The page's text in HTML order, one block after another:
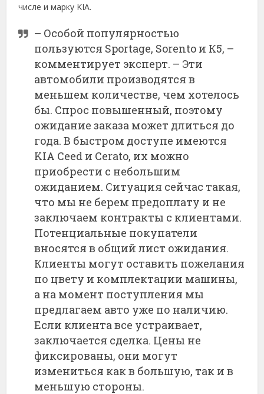
числе и марку KIA.
– Особой популярностью
пользуются Sportage, Sorento и К5, –
комментирует эксперт. – Эти
автомобили производятся в
меньшем количестве, чем хотелось
бы. Спрос повышенный, поэтому
ожидание заказа может длиться до
года. В быстром доступе имеются
KIA Ceed и Cerato, их можно
приобрести с небольшим
ожиданием. Ситуация сейчас такая,
что мы не берем предоплату и не
заключаем контракты с клиентами.
Потенциальные покупатели
вносятся в общий лист ожидания.
Клиенты могут оставить пожелания
по цвету и комплектации машины,
а на момент поступления мы
предлагаем авто уже по наличию.
Если клиента все устраивает,
заключается сделка. Цены не
фиксированы, они могут
измениться как в большую, так и в
меньшую стороны.